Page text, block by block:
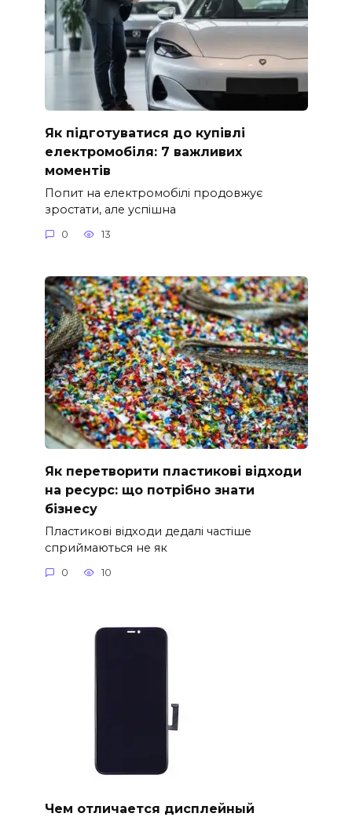
Як підготуватися до купівлі
електромобіля: 7 важливих
моментів
Попит на електромобілі продовжує
зростати, але успішна
0 13
Як перетворити пластикові відходи
на ресурс: що потрібно знати
бізнесу
Пластикові відходи дедалі частіше
сприймаються не як
0 10
Чем отличается дисплейный